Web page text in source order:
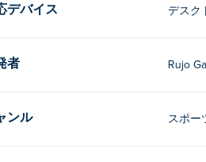
応デバイス デスク
発者 Rujo
ャンル スポー